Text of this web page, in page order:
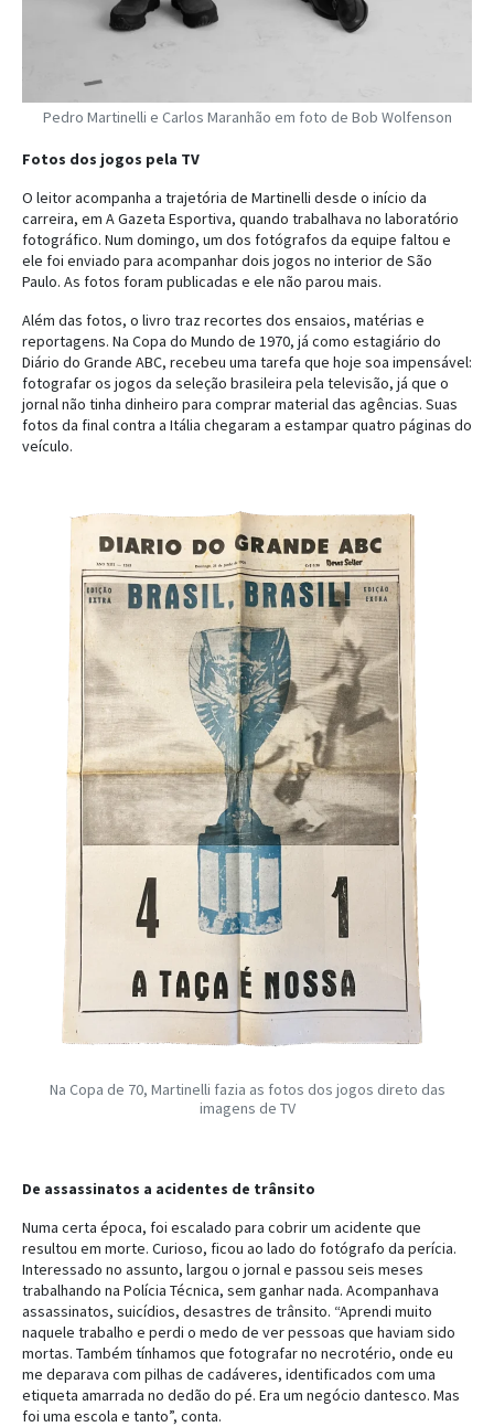
Pedro Martinelli e Carlos Maranhão em foto de Bob Wolfenson
Fotos dos jogos pela TV
O leitor acompanha a trajetória de Martinelli desde o início da
carreira, em A Gazeta Esportiva, quando trabalhava no laboratório
fotográfico. Num domingo, um dos fotógrafos da equipe faltou e
ele foi enviado para acompanhar dois jogos no interior de São
Paulo. As fotos foram publicadas e ele não parou mais.
Além das fotos, o livro traz recortes dos ensaios, matérias e
reportagens. Na Copa do Mundo de 1970, já como estagiário do
Diário do Grande ABC, recebeu uma tarefa que hoje soa impensável:
fotografar os jogos da seleção brasileira pela televisão, já que o
jornal não tinha dinheiro para comprar material das agências. Suas
fotos da final contra a Itália chegaram a estampar quatro páginas do
veículo.
Na Copa de 70, Martinelli fazia as fotos dos jogos direto das
imagens de TV
De assassinatos a acidentes de trânsito
Numa certa época, foi escalado para cobrir um acidente que
resultou em morte. Curioso, ficou ao lado do fotógrafo da perícia.
Interessado no assunto, largou o jornal e passou seis meses
trabalhando na Polícia Técnica, sem ganhar nada. Acompanhava
assassinatos, suicídios, desastres de trânsito. “Aprendi muito
naquele trabalho e perdi o medo de ver pessoas que haviam sido
mortas. Também tínhamos que fotografar no necrotério, onde eu
me deparava com pilhas de cadáveres, identificados com uma
etiqueta amarrada no dedão do pé. Era um negócio dantesco. Mas
foi uma escola e tanto”, conta.